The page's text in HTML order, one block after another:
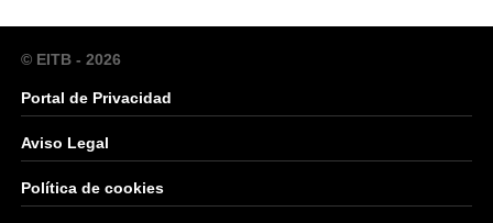
© EITB - 2026
Portal de Privacidad
Aviso Legal
Política de cookies